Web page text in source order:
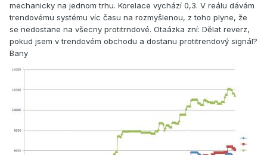
mechanicky na jednom trhu. Korelace vychází 0,3. V reálu dávám
trendovému systému víc času na rozmyšlenou, z toho plyne, že
se nedostane na všecny protitrndové. Otaázka zní: Dělat reverz,
pokud jsem v trendovém obchodu a dostanu protitrendový signál?
Bany